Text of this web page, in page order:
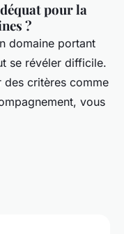
pour la
?
domaine portant
se révéler difficile.
des critères comme
vous